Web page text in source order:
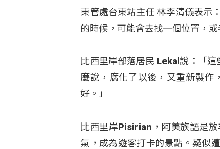
東管處台東站主任 林李清儀表示
的時候，可能會去找一個位置，
比西里岸部落居民 Lekal說：「
麼說，腐化了以後，又重新製作
好。」
比西里岸Pisirian，阿美族語是
氣，成為遊客打卡的景點。疑似